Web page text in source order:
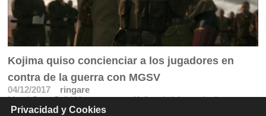
Kojima quiso concienciar a los jugadores en
contra de la guerra con MGSV
04/12/2017
ringare
Metal Gear Solid V supuso para Kojima la búsqueda de un
sentimiento de venganza y justicia
Privacidad y Cookies